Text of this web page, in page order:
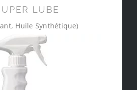
LUBE
Huile Synthétique)